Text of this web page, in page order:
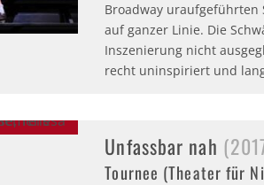
Broadway uraufgeführten
auf ganzer Linie. Die
Inszenierung nicht
recht uninspiriert und
Unfassbar nah
Tournee (Theater für